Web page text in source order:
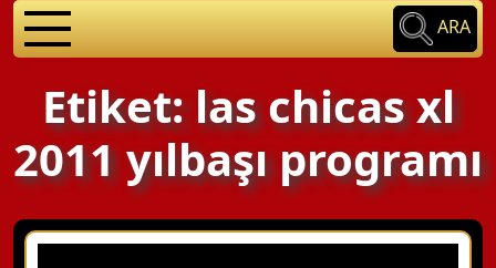
ARA
Etiket: las chicas xl
2011 yılbaşı programı